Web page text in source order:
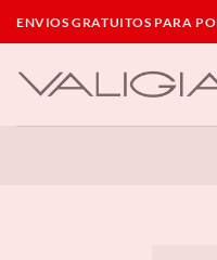
to
content
ENVIOS GRATUITOS PARA